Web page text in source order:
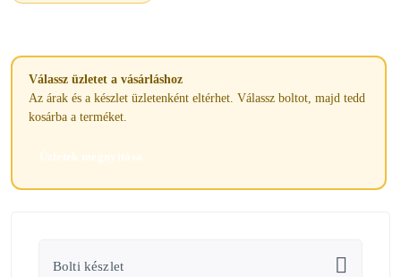
Válassz üzletet a vásárláshoz
Az árak és a készlet üzletenként eltérhet. Válassz boltot, majd tedd
kosárba a terméket.
Üzletek megnyitása
Bolti készlet